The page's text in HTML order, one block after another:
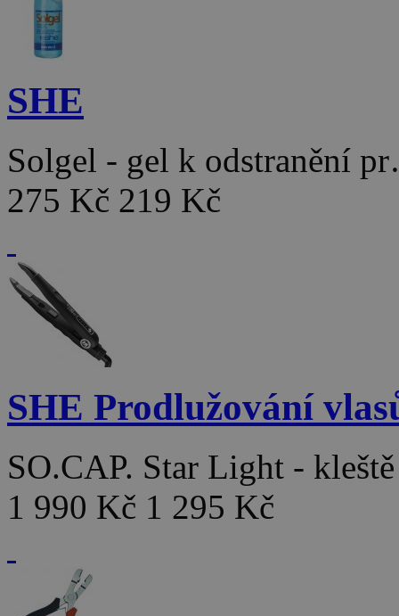
SHE
Solgel - gel k odstranění
275 Kč 219 Kč
SHE Prodlužování
SO.CAP. Star Light -
1 990 Kč 1 295 Kč